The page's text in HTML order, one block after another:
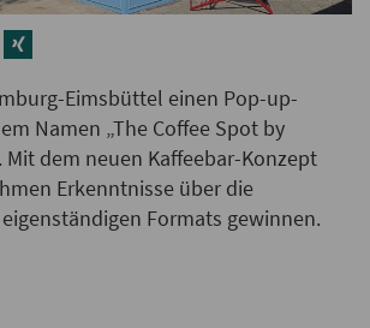
Eimsbüttel einen Pop-up-
Namen „The Coffee Spot by
dem neuen Kaffeebar-Konzept
Erkenntnisse über die
Formats gewinnen.